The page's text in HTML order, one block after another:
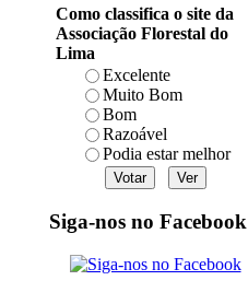
Como classifica o site da
Associação Florestal do
Lima
Excelente
Muito Bom
Bom
Razoável
Podia estar melhor
Siga-nos no Facebook